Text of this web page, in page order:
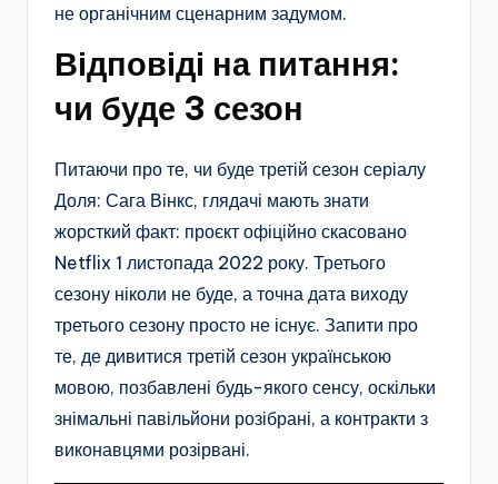
не органічним сценарним задумом.
Відповіді на питання:
чи буде 3 сезон
Питаючи про те, чи буде третій сезон серіалу
Доля: Сага Вінкс, глядачі мають знати
жорсткий факт: проєкт офіційно скасовано
Netflix 1 листопада 2022 року. Третього
сезону ніколи не буде, а точна дата виходу
третього сезону просто не існує. Запити про
те, де дивитися третій сезон українською
мовою, позбавлені будь-якого сенсу, оскільки
знімальні павільйони розібрані, а контракти з
виконавцями розірвані.